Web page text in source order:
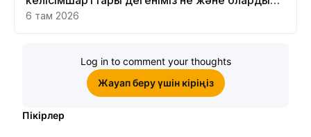
Bybit платформасында неге саудалау керек?
6 там 2026
Log in to comment your thoughts
Жауап беру үшін кіріңіз
Пікірлер